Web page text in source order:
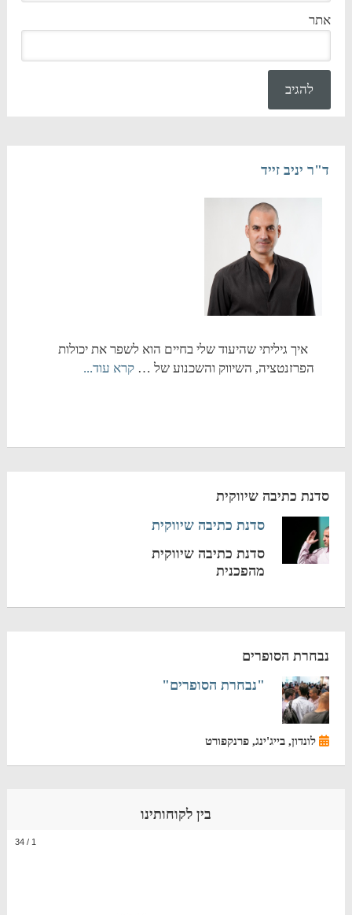
אתר
ד"ר יניב זייד
איך גיליתי שהיעוד שלי בחיים הוא לשפר את יכולות
הפרזנטציה, השיווק והשכנוע של … קרא עוד...
סדנת כתיבה שיווקית
סדנת כתיבה שיווקית
סדנת כתיבה שיווקית
מהפכנית
נבחרת הסופרים
"נבחרת הסופרים"
לונדון, בייג'ינג, פרנקפורט
בין לקוחותינו
1
/
34